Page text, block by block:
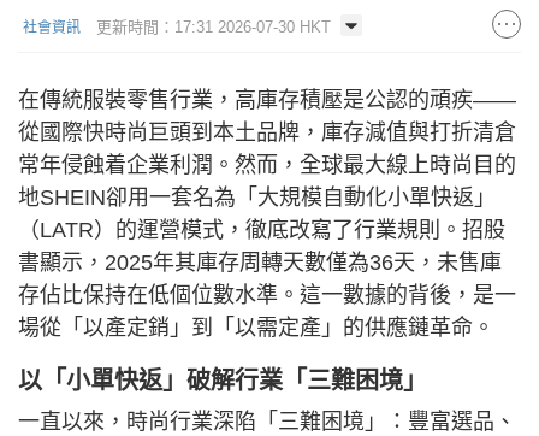
社會資訊 更新時間：17:31 2026-07-30 HKT
在傳統服裝零售行業，高庫存積壓是公認的頑疾——
從國際快時尚巨頭到本土品牌，庫存減值與打折清倉
常年侵蝕着企業利潤。然而，全球最大線上時尚目的
地SHEIN卻用一套名為「大規模自動化小單快返」
（LATR）的運營模式，徹底改寫了行業規則。招股
書顯示，2025年其庫存周轉天數僅為36天，未售庫
存佔比保持在低個位數水準。這一數據的背後，是一
場從「以產定銷」到「以需定產」的供應鏈革命。
以「小單快返」破解行業「三難困境」
一直以來，時尚行業深陷「三難困境」：豐富選品、